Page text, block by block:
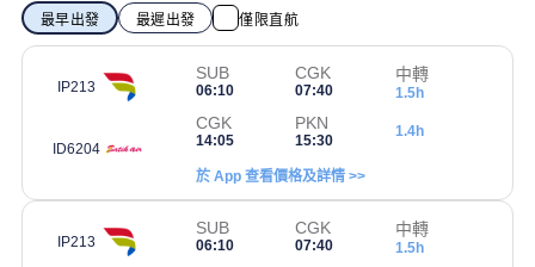
最早出發 最遲出發 僅限直航
IP213
SUB
06:10
CGK
07:40
中轉
1.5h
ID6204
CGK
14:05
PKN
15:30
1.4h
於 App 查看價格及詳情 >>
IP213
SUB
06:10
CGK
07:40
中轉
1.5h